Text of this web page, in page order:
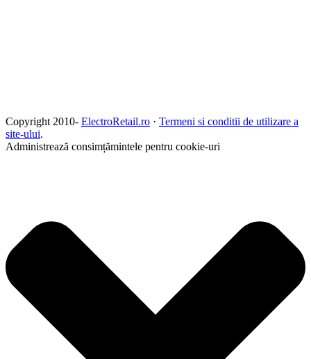
Copyright 2010- ElectroRetail.ro · Termeni si conditii de utilizare a
site-ului.
Administrează consimțămintele pentru cookie-uri